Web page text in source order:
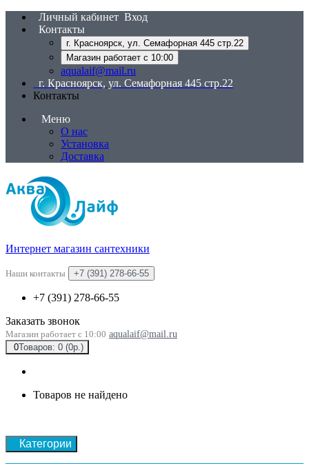
Личный кабинет Вход
Контакты
г. Красноярск, ул. Семафорная 445 стр.22
Магазин работает с 10:00
aqualaif@mail.ru
г. Красноярск, ул. Семафорная 445 стр.22
Контакты
Меню
О нас
Установка
Доставка
Интернет магазин сантехники
Наши контакты +7 (391) 278-66-55
+7 (391) 278-66-55
Заказать звонок
Магазин работает с 10:00 aqualaif@mail.ru
0Товаров: 0 (0р.)
Товаров не найдено
Категории